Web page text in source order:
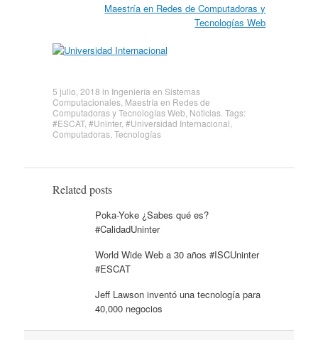
Maestría en Redes de Computadoras y
Tecnologías Web
5 julio, 2018 in Ingeniería en Sistemas
Computacionales, Maestría en Redes de
Computadoras y Tecnologías Web Noticias. Tags:
#ESCAT, #Uninter, #Universidad Internacional
Computadoras, Tecnologías
Related posts
Poka-Yoke ¿Sabes qué es?
#CalidadUninter
World Wide Web a 30 años #ISCUninter
#ESCAT
Jeff Lawson inventó una tecnología para
40,000 negocios